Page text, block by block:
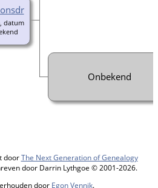
datum
Onbekend
doorThe Next Generation of Genealogy
door Darrin Lythgoe © 2001-2026.
door Egon Vennik.